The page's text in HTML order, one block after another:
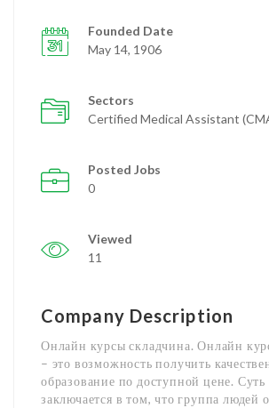
Founded Date
May 14, 1906
Sectors
Certified Medical Assistant
Posted Jobs
0
Viewed
11
Company Description
Онлайн курсы складчина. Онлайн
– это возможность получить
образование по доступной цене. Суть
заключается в том, что группа людей